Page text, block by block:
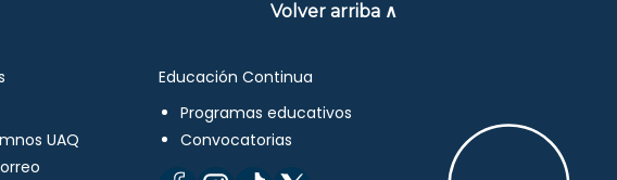
Volver arriba ∧
UAQ
Educación Continua
Programas educativos
Convocatorias